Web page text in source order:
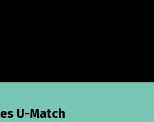
U-Match